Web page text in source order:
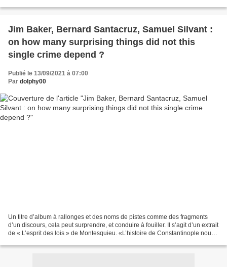
Jim Baker, Bernard Santacruz, Samuel Silvant :
on how many surprising things did not this
single crime depend ?
Publié le 13/09/2021 à 07:00
Par dolphy00
Un titre d’album à rallonges et des noms de pistes comme des fragments
d’un discours, cela peut surprendre, et conduire à fouiller. Il s’agit d’un extrait
de « L’esprit des lois » de Montesquieu. «L’histoire de Constantinople nous